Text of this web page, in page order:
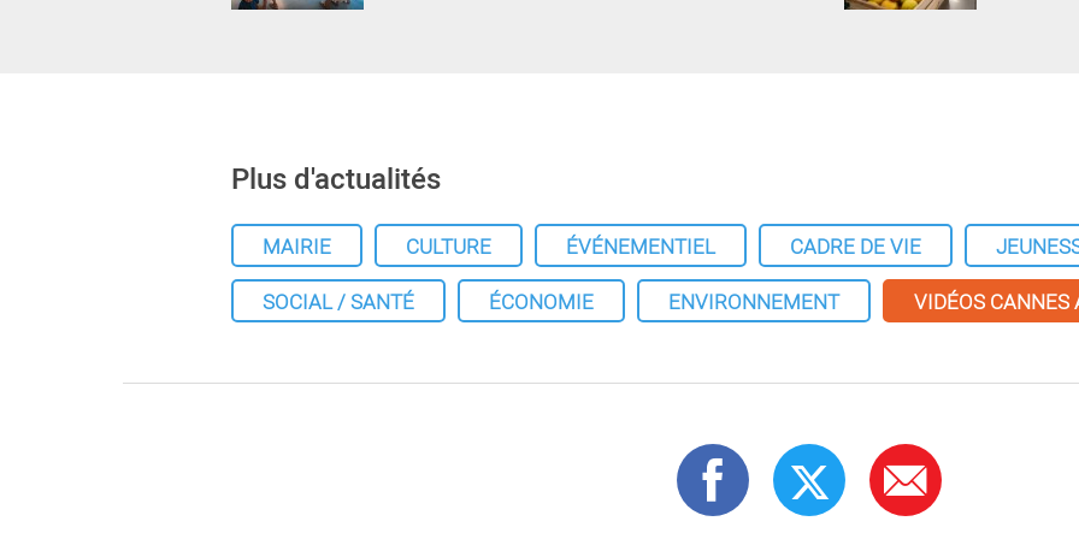
Plus d'actualités
MAIRIE CULTURE ÉVÉNEMENTIEL CADRE DE VIE
SOCIAL / SANTÉ
ÉCONOMIE ENVIRONNEMENT VIDÉOS CANNES